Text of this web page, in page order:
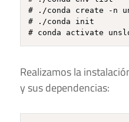
# ./conda create -n
# ./conda init
Realizamos la
y sus dependencias: